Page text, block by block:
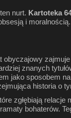
nurt. Kartoteka
i
obyczajowy
znanych
jako sposobem
historia o
zgłębiają relacje
bohaterów.